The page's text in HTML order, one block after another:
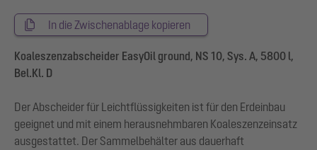
In die Zwischenablage kopieren
Koaleszenzabscheider EasyOil ground, NS 10, Sys. A, 5800 l,
Bel.Kl. D
Der Abscheider für Leichtflüssigkeiten ist für den Erdeinbau
geeignet und mit einem herausnehmbaren Koaleszenzeinsatz
ausgestattet. Der Sammelbehälter aus dauerhaft